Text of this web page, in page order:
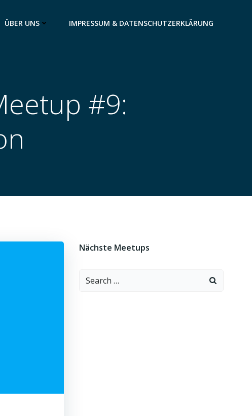
ÜBER UNS IMPRESSUM & DATENSCHUTZERKLÄRUNG
#9:
Nächste Meetups
Search